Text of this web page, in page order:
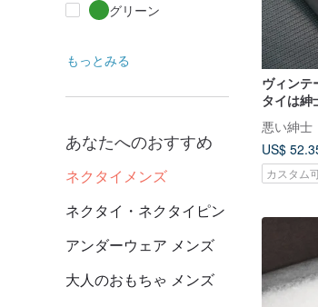
グリーン
もっとみる
あなたへのおすすめ
ネクタイメンズ
ネクタイ・ネクタイピン
アンダーウェア メンズ
大人のおもちゃ メンズ
ヴィンテ
タイは紳
す。
悪い紳士
US$
カスタム